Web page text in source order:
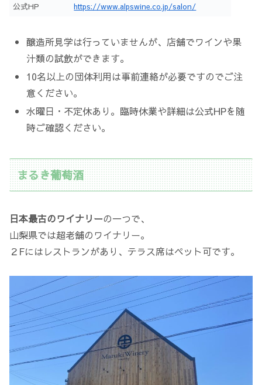
公式HP https://www.alpswine.co.jp/salon/
醸造所見学は行っていませんが、店舗でワインや果
汁類の試飲ができます。
10名以上の団体利用は事前連絡が必要ですのでご注
意ください。
水曜日・不定休あり。臨時休業や詳細は公式HPを随
時ご確認ください。
まるき葡萄酒
日本最古のワイナリーの一つで、
山梨県では超老舗のワイナリー。
２Fにはレストランがあり、テラス席はペット可です。